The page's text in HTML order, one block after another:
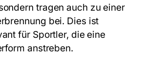
tragen auch zu einer
bei. Dies ist
für Sportler, die eine
anstreben.